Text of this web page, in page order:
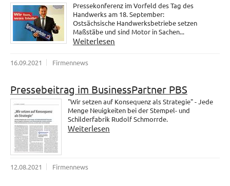
Pressekonferenz im Vorfeld des Tag des
Handwerks am 18. September:
Ostsächsische Handwerksbetriebe setzen
Maßstäbe und sind Motor in Sachen...
Weiterlesen
16.09.2021 Firmennews
Pressebeitrag im BusinessPartner PBS
"Wir setzen auf Konsequenz als Strategie" - Jede
Menge Neuigkeiten bei der Stempel- und
Schilderfabrik Rudolf Schmorrde.
Weiterlesen
12.08.2021 Firmennews